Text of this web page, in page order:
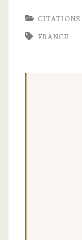
CITATIONS
FRANCE